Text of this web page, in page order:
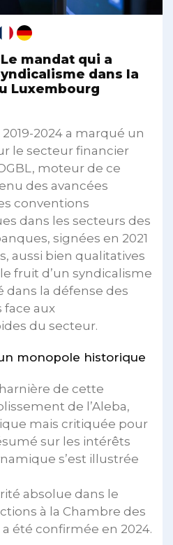
mandat qui a
dans la
Luxembourg
2024 a marqué un
le secteur financier
moteur de ce
des avancées
conventions
dans les secteurs des
signées en 2021
aussi bien qualitatives
fruit d’un syndicalisme
la défense des
face aux
du secteur.
monopole historique
de cette
de l’Aleba,
mais critiquée pour
sur les intérêts
s’est illustrée
absolue dans le
à la Chambre des
a été confirmée en 2024.